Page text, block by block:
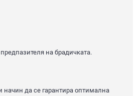
на брадичката.
начин да се гарантира оптимална